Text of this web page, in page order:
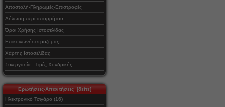
Αποστολή-Πληρωμές-Επιστροφές
Δήλωση περί απορρήτου
Όροι Χρήσης Ιστοσελίδας
Επικοινωνήστε μαζί μας
Χάρτης Ιστοσελίδας
Συνεργασία - Τιμές Χονδρικής
Ερωτήσεις-Απαντήσεις [δείτε]
Ηλεκτρονικό Τσιγάρο (16)